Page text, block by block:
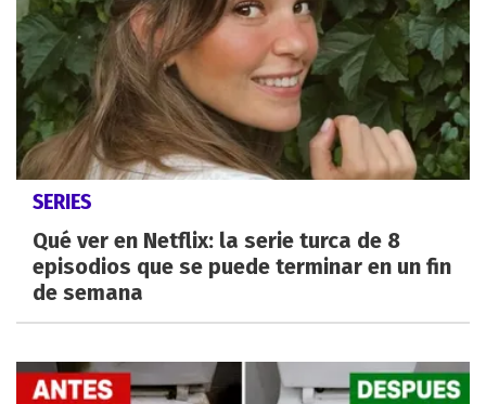
SERIES
Qué ver en Netflix: la serie turca de 8
episodios que se puede terminar en un fin
de semana